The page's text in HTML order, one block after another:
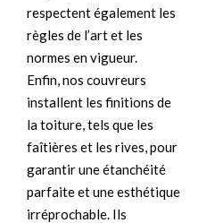
respectent également les
règles de l’art et les
normes en vigueur.
Enfin, nos couvreurs
installent les finitions de
la toiture, tels que les
faîtières et les rives, pour
garantir une étanchéité
parfaite et une esthétique
irréprochable. Ils